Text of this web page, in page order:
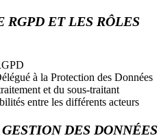
RGPD ET LES RÔLES
à la Protection des Données
et du sous-traitant
entre les différents acteurs
DES DONNÉES